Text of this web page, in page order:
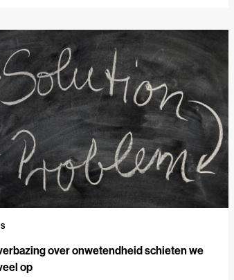
over onwetendheid schieten we
op